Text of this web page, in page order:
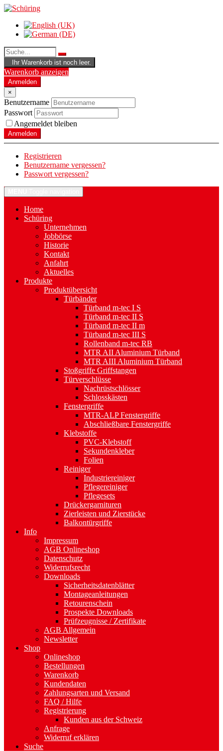
Ihr Warenkorb ist noch leer.
Warenkorb anzeigen
Anmelden
×
Benutzername
Passwort
Angemeldet bleiben
Anmelden
Registrieren
Benutzername vergessen?
Passwort vergessen?
Home
Schüring
Unternehmen
Jobbörse
Historie
Kontakt
Anfahrt
Aktuelles
Produkte
Produktübersicht
Türbänder
Türband m-tec I S
Türband m-tec II S
Türband m-tec II m
Türband m-tec III S
Rollenband m-tec RB
MTR AII Aluminium Türband
MTR AIII Aluminium Türband
Stoßgriffe Griffstangen
Türverschlüsse
Nachrüstschlösser
Schlosskästen
Fenstergriffe
MTR-ALP Fenstergriffe
Abschließbare Fenstergriffe
Klebstoffe
PVC-Klebstoff
Sekundenkleber
Folien
Reiniger
Industriereiniger
Pflegereiniger
Pflegesets
Drückergarnituren
Zierleisten und Zierstücke
Balkontürgriffe
Info
Impressum
AGB Onlineshop
Datenschutz
Widerrufsrecht
Downloads
Sicherheitsdatenblätter
Montageanleitungen
Retourenschein
Prospekte Downloads
Prüfzeugnisse / Zertifikate
AGB Allgemein
Newsletter
Shop
Onlineshop
Bestellungen
Warenkorb
Kundendaten
Zahlungsarten und Versand
FAQ / Hilfe
Registrierung
Kunden aus der Schweiz
Anfrage
Widerruf erklären
Suche